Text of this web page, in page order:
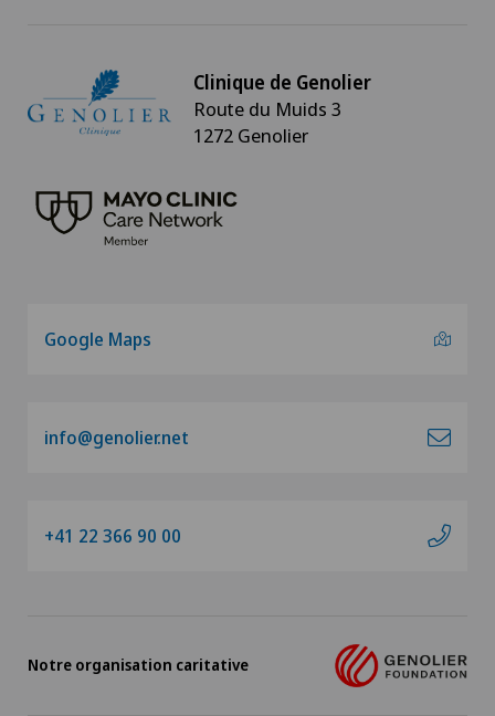
Clinique de Genolier
Route du Muids 3
1272 Genolier
Google Maps
info@genolier.net
+41 22 366 90 00
Notre organisation caritative